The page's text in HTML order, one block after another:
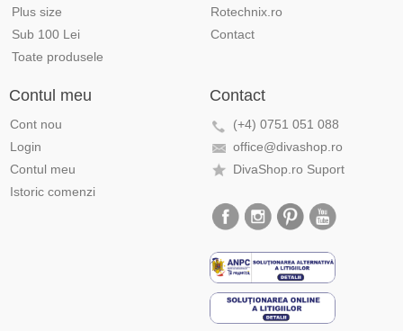
Plus size
Sub 100 Lei
Toate produsele
Rotechnix.ro
Contact
Contul meu
Cont nou
Login
Contul meu
Istoric comenzi
Contact
(+4) 0751 051 088
office@divashop.ro
DivaShop.ro Suport